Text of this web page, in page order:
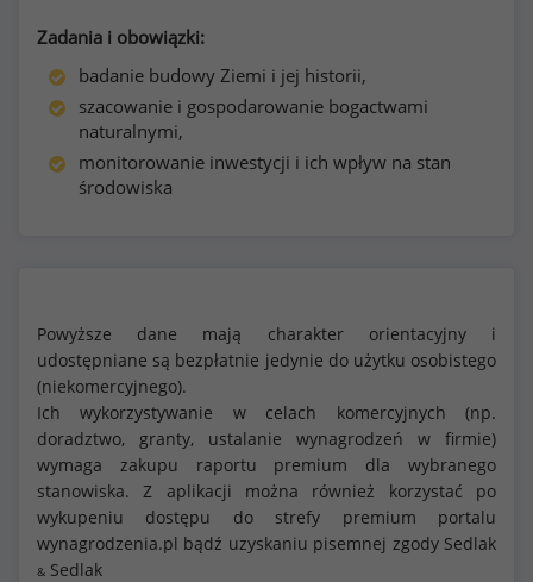
Zadania i obowiązki:
badanie budowy Ziemi i jej historii,
szacowanie i gospodarowanie bogactwami
naturalnymi,
monitorowanie inwestycji i ich wpływ na stan
środowiska
Powyższe dane mają charakter orientacyjny i
udostępniane są bezpłatnie jedynie do użytku osobistego
(niekomercyjnego).
Ich wykorzystywanie w celach komercyjnych (np.
doradztwo, granty, ustalanie wynagrodzeń w firmie)
wymaga zakupu raportu premium dla wybranego
stanowiska. Z aplikacji można również korzystać po
wykupeniu dostępu do strefy premium portalu
wynagrodzenia.pl bądź uzyskaniu pisemnej zgody Sedlak
& Sedlak